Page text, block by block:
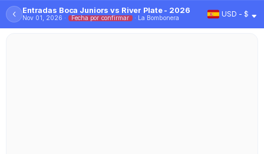
‹ Entradas Boca Juniors vs River Plate - 2026
Nov 01, 2026 · Fecha por confirmar · La Bombonera USD - $